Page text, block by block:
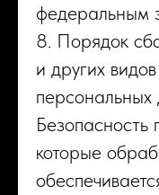
федеральным
8. Порядок
и других
Безопасность
которые